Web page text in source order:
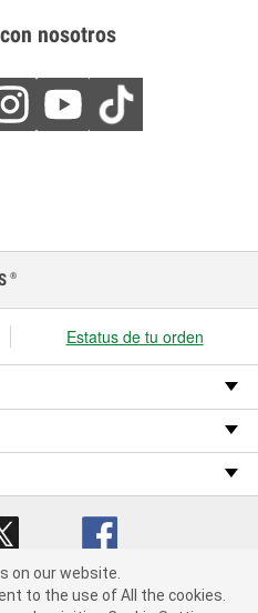
nosotros
clicking "Accept", you consent
the cookies.
®
Estatus de tu orden
Parts v OST_3.2.0.0.729 (3) cv1361
on our website.
to the use of All the cookies.